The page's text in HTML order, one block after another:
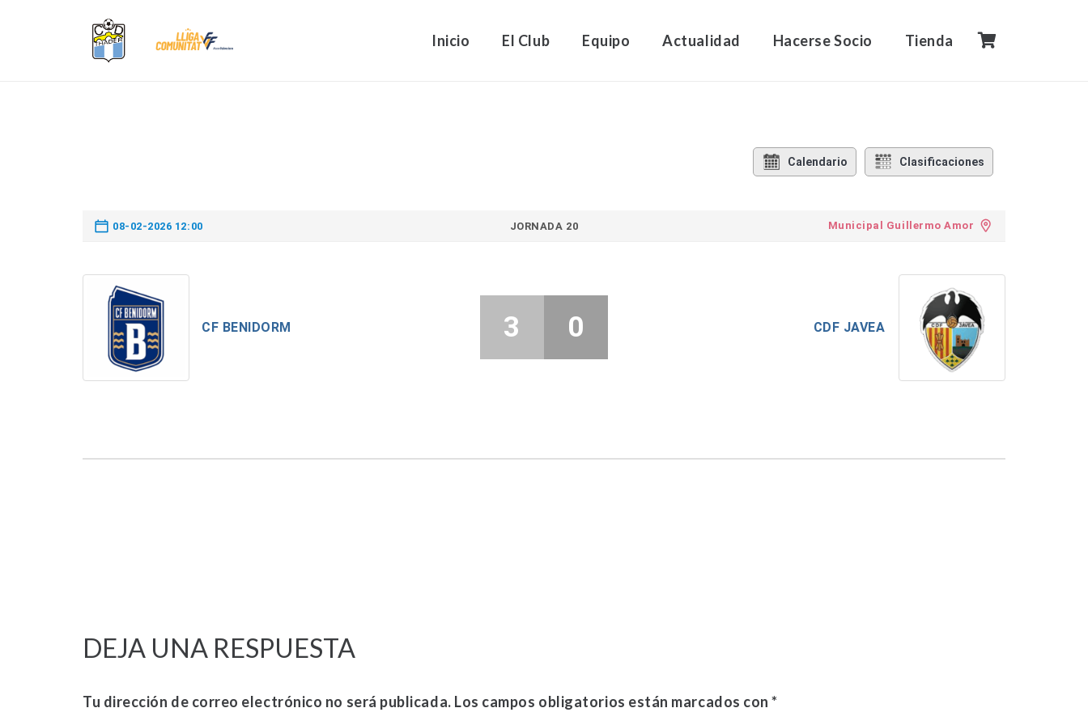
Inicio El Club Equipo Actualidad Hacerse Socio Tienda
Calendario Clasificaciones
08-02-2026 12:00 JORNADA 20 Municipal Guillermo Amor
CF BENIDORM CDF JAVEA
3 0
DEJA UNA RESPUESTA
Tu dirección de correo electrónico no será publicada. Los campos obligatorios están marcados con*